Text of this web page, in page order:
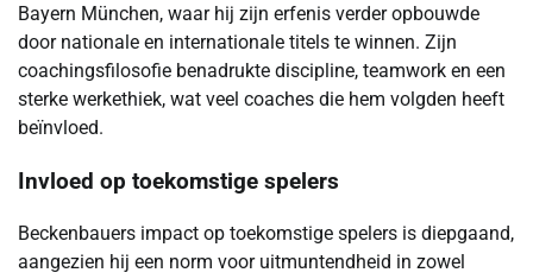
Bayern München, waar hij zijn erfenis verder opbouwde
door nationale en internationale titels te winnen. Zijn
coachingsfilosofie benadrukte discipline, teamwork en een
sterke werkethiek, wat veel coaches die hem volgden heeft
beïnvloed.
Invloed op toekomstige spelers
Beckenbauers impact op toekomstige spelers is diepgaand,
aangezien hij een norm voor uitmuntendheid in zowel